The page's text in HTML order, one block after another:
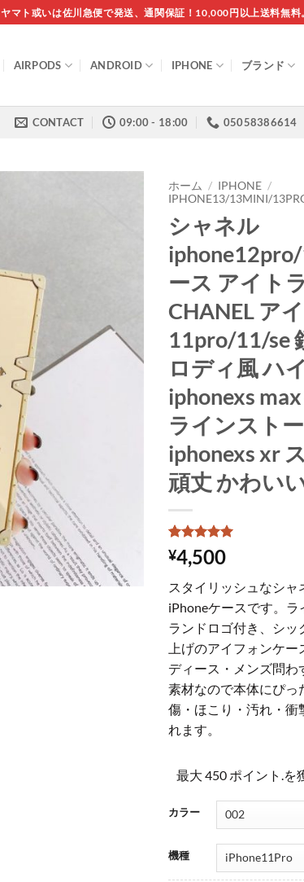
ヤマト或いは佐川急便で発送、通関保証！10,000円以上送料無料
AIRPODS ANDROID IPHONE ブランド
CONTACT 09:00 - 18:00 05058386614
ホーム / IPHONE /
IPHONE13/13MINI/
シャネル
ース アイト
CHANEL ア
11pro/11/se
ロディ風 ハ
iphonexs
ラインスト
iphonexs xr
頑丈 かわい
3
件の利用者
評価に基づ
価のうち、
5点
¥4,500
スタイリッシュなシ
iPhoneケースです。
ランドロゴ付き、シ
上げのアイフォンケ
ディース・メンズ問わ
素材なので本体にぴっ
傷・ほこり・汚れ・衝
れます。
最大 450 ポイント.を
カラー
機種